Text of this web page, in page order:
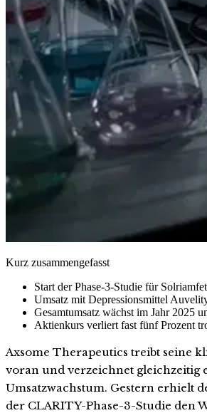
Kurz zusammengefasst
Start der Phase-3-Studie für
Umsatz mit Depressionsmittel
Gesamtumsatz wächst im Jahr 2025
Aktienkurs verliert fast fünf Prozent
Axsome Therapeutics treibt seine
voran und verzeichnet gleichzeitig
Umsatzwachstum. Gestern erhielt
der CLARITY-Phase-3-Studie den